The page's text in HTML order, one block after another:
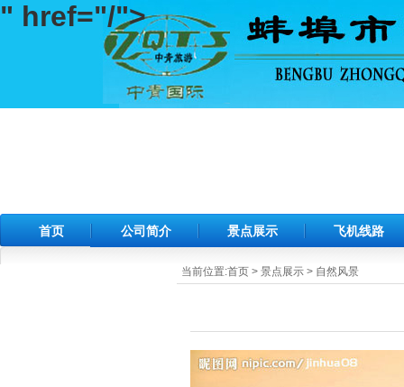
" href="/">
首页 公司简介 景点展示 飞机线路
当前位置:首页 > 景点展示 > 自然风景